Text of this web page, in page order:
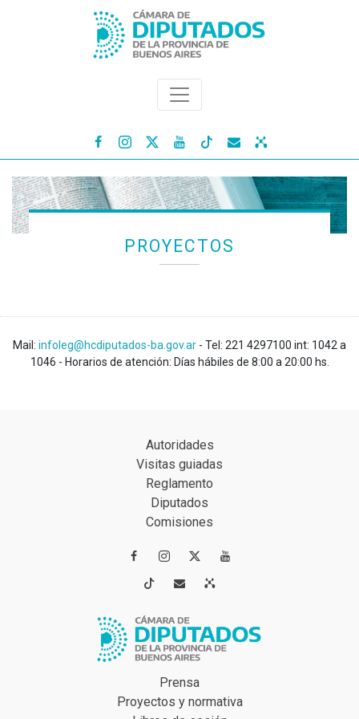
   
PROYECTOS
Mail: infoleg@hcdiputados-ba.gov.ar - Tel: 221 4297100 int: 1042 a
1046 - Horarios de atención: Días hábiles de 8:00 a 20:00 hs.
Autoridades
Visitas guiadas
Reglamento
Diputados
Comisiones
 
 
Prensa
Proyectos y normativa